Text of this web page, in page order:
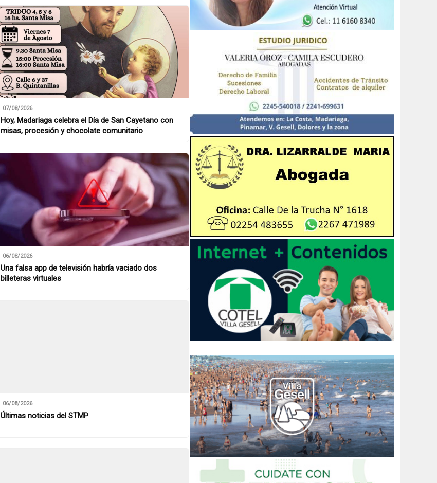
07/08/2026
Hoy, Madariaga celebra el Día de San Cayetano con
misas, procesión y chocolate comunitario
06/08/2026
Una falsa app de televisión habría vaciado dos
billeteras virtuales
06/08/2026
Últimas noticias del STMP